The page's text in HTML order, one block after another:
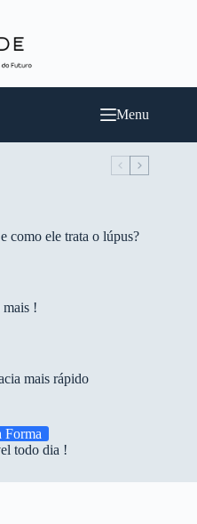
Menu
como ele trata o lúpus?
mais !
mais rápido
Forma
todo dia !